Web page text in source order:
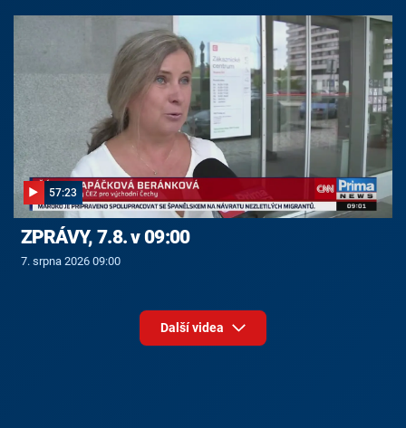
57:23
ZPRÁVY, 7.8. v 09:00
7. srpna 2026 09:00
Další videa